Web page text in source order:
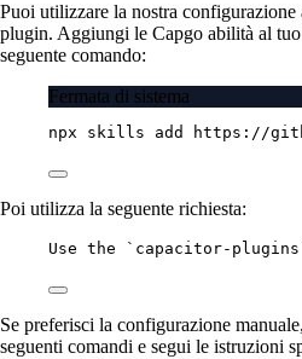
Puoi utilizzare la nostra
plugin. Aggiungi le Capgo abilità al
seguente comando:
Fermata di sistema
npx skills add https://
Poi utilizza la seguente richiesta:
Use the `capacitor-
Se preferisci la configurazione
seguenti comandi e segui le istruzioni